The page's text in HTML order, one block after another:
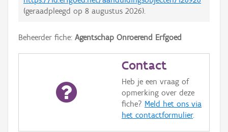
(geraadpleegd op 8 augustus 2026).
Beheerder fiche: Agentschap Onroerend Erfgoed
Contact
Heb je een vraag of
opmerking over deze
fiche? Meld het ons via
het contactformulier.